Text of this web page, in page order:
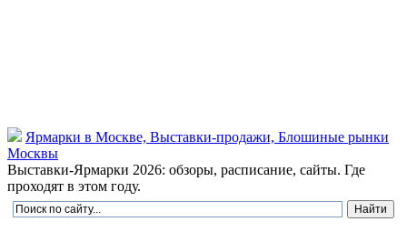
Ярмарки в Москве, Выставки-продажи, Блошиные рынки
Москвы
Выставки-Ярмарки 2026: обзоры, расписание, сайты. Где
проходят в этом году.